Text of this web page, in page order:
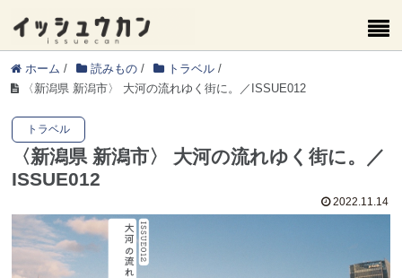
ホーム / 読みもの / トラベル /
〈新潟県 新潟市〉 大河の流れゆく街に。／ISSUE012
トラベル
〈新潟県 新潟市〉 大河の流れゆく街に。／
ISSUE012
2022.11.14